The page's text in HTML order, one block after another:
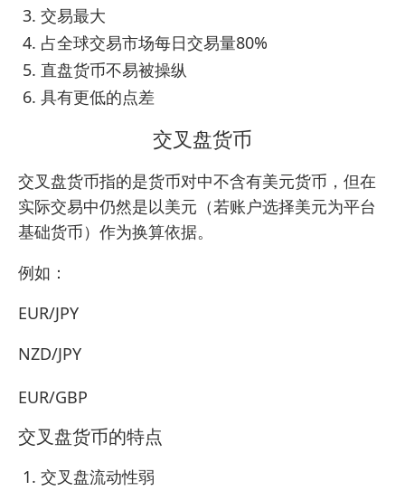
交易最大
占全球交易市场每日交易量80%
直盘货币不易被操纵
具有更低的点差
交叉盘货币
交叉盘货币指的是货币对中不含有美元货币，但在
实际交易中仍然是以美元（若账户选择美元为平台
基础货币）作为换算依据。
例如：
EUR/JPY
NZD/JPY
EUR/GBP
交叉盘货币的特点
交叉盘流动性弱